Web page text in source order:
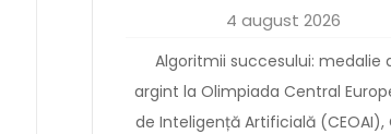
4 august 2026
Algoritmii succesului: medalie
argint la Olimpiada Central
de Inteligență Artificială (CEOAI),